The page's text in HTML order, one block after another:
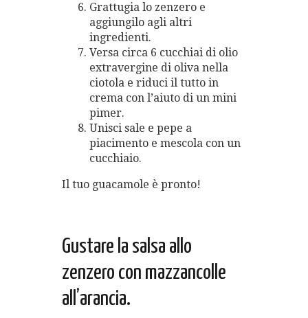
Grattugia lo zenzero e
aggiungilo agli altri
ingredienti.
Versa circa 6 cucchiai di olio
extravergine di oliva nella
ciotola e riduci il tutto in
crema con l’aiuto di un mini
pimer.
Unisci sale e pepe a
piacimento e mescola con un
cucchiaio.
Il tuo guacamole è pronto!
Gustare la salsa allo
zenzero con mazzancolle
all’arancia.